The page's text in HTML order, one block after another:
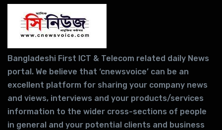
Bangladeshi First ICT & Telecom related daily News
portal. We believe that ‘cnewsvoice’ can be an
excellent platform for sharing your company news
and views, interviews and your products/services
information to the wider cross-sections of people
in general and your potential clients and business